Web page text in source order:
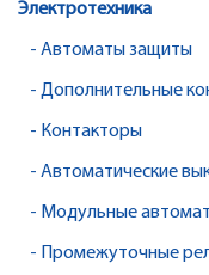
Электротехника
- Автоматы защиты
- Дополнительные
- Контакторы
- Автоматические
- Модульные
- Промежуточные